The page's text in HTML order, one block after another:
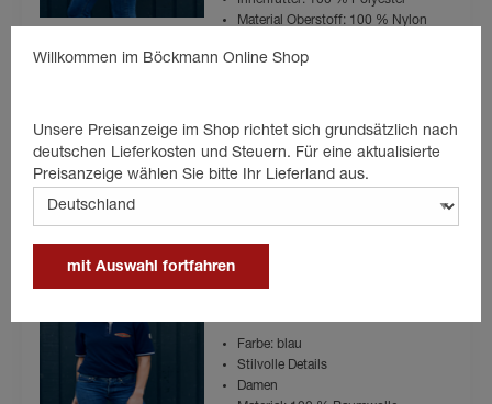
Material Oberstoff: 100 % Nylon
Produktdetails
Farbe: blau
Stilvolle Details
Damen
Willkommen im Böckmann Online Shop
Unsere Preisanzeige im Shop richtet sich grundsätzlich nach
deutschen Lieferkosten und Steuern. Für eine aktualisierte
Preisanzeige wählen Sie bitte Ihr Lieferland aus.
mit Auswahl fortfahren